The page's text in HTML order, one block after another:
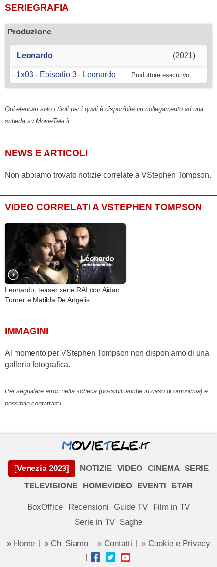
SERIEGRAFIA
Produzione
Leonardo (2021)
- 1x03 - Episodio 3 - Leonardo ... ... Produttore esecutivo
Qui elencati solo i titoli per i quali è disponibile un collegamento ad una
scheda su MovieTele.it
NEWS E ARTICOLI
Non abbiamo trovato notizie correlate a VStephen Tompson.
VIDEO CORRELATI A VSTEPHEN TOMPSON
Leonardo, teaser serie RAI con Aidan
Turner e Matilda De Angelis
IMMAGINI
Al momento per VStephen Tompson non disponiamo di una
galleria fotografica.
Per segnalare errori nella scheda (possibili anche in caso di omonimia) è
possibile contattarci.
[Venezia 2023] NOTIZIE VIDEO CINEMA SERIE
TELEVISIONE
HOMEVIDEO EVENTI STAR
BoxOffice Recensioni Guide TV
Film in TV
Serie in TV Saghe
» Home » Chi Siamo » Contatti » Cookie e Privacy